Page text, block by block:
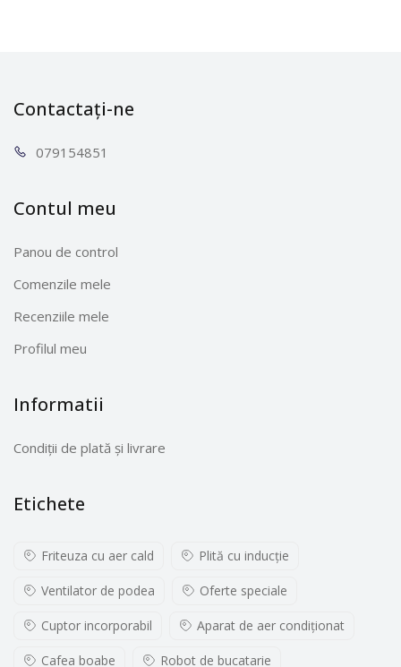
Contactați-ne
0791 54851
Contul meu
Panou de control
Comenzile mele
Recenziile mele
Profilul meu
Informatii
Condiții de plată și livrare
Etichete
Friteuza cu aer cald Plită cu inducţie
Ventilator de podea Oferte speciale
Cuptor incorporabil Aparat de aer condiționat
Cafea boabe Robot de bucatarie